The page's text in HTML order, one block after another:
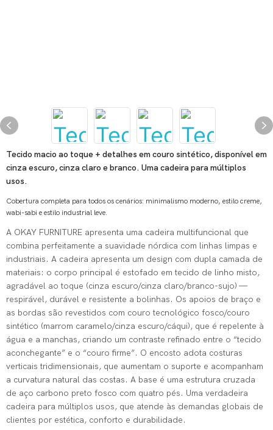
Tecido macio ao toque + detalhes em couro sintético, disponível em
cinza escuro, cinza claro e branco. Uma cadeira para múltiplos
usos.
Cobertura completa para todos os cenários: minimalismo moderno, estilo creme,
wabi-sabi e estilo industrial leve.
A OKAY FURNITURE apresenta uma cadeira multifuncional que
combina perfeitamente a suavidade nórdica com linhas limpas e
industriais. A cadeira apresenta um design com dupla camada de
materiais: o corpo principal é estofado em tecido de linho misto,
agradável ao toque (cinza escuro/cinza claro/branco-sujo) —
respirável, durável e resistente a bolinhas. Os apoios de braço e
as bordas são revestidos com couro tecnológico fosco/couro
sintético (marrom caramelo/cinza escuro/cáqui), que é repelente à
água e a manchas, criando um contraste refinado entre o “tecido
aconchegante” e o “couro firme”. O encosto adota costuras
verticais tridimensionais, que aumentam o suporte e acompanham
a curvatura natural das costas. A base é uma estrutura cruzada
de aço carbono preto fosco com quatro pés. Uma verdadeira
cadeira para múltiplos usos, que atende às demandas globais de
clientes por estética, conforto e durabilidade.